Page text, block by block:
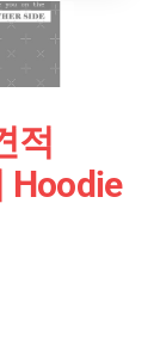
적
Hoodie